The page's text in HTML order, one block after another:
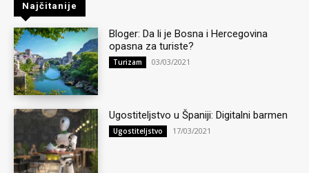
Najčitanije
Bloger: Da li je Bosna i Hercegovina
opasna za turiste?
Turizam 03/03/2021
Ugostiteljstvo u Španiji: Digitalni barmen
Ugostiteljstvo 17/03/2021